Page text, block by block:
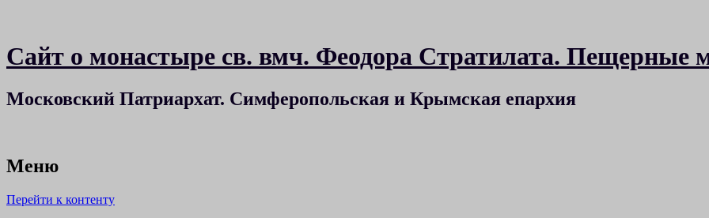
Сайт о монастыре св. вмч. Феодора Стратилата.
Московский Патриархат. Симферопольская и Крымская епархия
Меню
Перейти к контенту